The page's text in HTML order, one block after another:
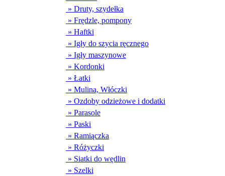
» Druty, szydełka
» Frędzle, pompony
» Haftki
» Igły do szycia ręcznego
» Igły maszynowe
» Kordonki
» Łatki
» Mulina, Włóczki
» Ozdoby odzieżowe i dodatki
» Parasole
» Paski
» Ramiączka
» Różyczki
» Siatki do wędlin
» Szelki